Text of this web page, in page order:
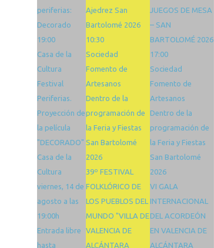
periferias:
Decorado
19:00
Casa de la
Cultura
Festival
Periferias.
Proyección de
la película
"DECORADO"
Casa de la
Cultura
viernes, 14 de
agosto a las
19:00h
Entrada libre
hasta
Ajedrez San
Bartolomé 2026
10:30
Sociedad
Fomento de
Artesanos
Dentro de la
programación de
la Feria y Fiestas
San Bartolomé
2026
39º FESTIVAL
FOLKLÓRICO DE
LOS PUEBLOS DEL
MUNDO "VILLA DE
VALENCIA DE
ALCÁNTARA
JUEGOS DE MESA
– SAN
BARTOLOMÉ 2026
17:00
Sociedad
Fomento de
Artesanos
Dentro de la
programación de
la Feria y Fiestas
San Bartolomé
2026
VI GALA
INTERNACIONAL
DEL ACORDEÓN
EN VALENCIA DE
ALCÁNTARA